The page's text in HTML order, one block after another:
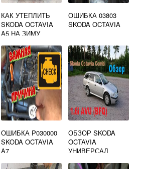
КАК УТЕПЛИТЬ
SKODA OCTAVIA
A5 НА ЗИМУ
ОШИБКА 03803
SKODA OCTAVIA
ОШИБКА P030000
SKODA OCTAVIA
A7
ОБЗОР SKODA
OCTAVIA
УНИВЕРСАЛ